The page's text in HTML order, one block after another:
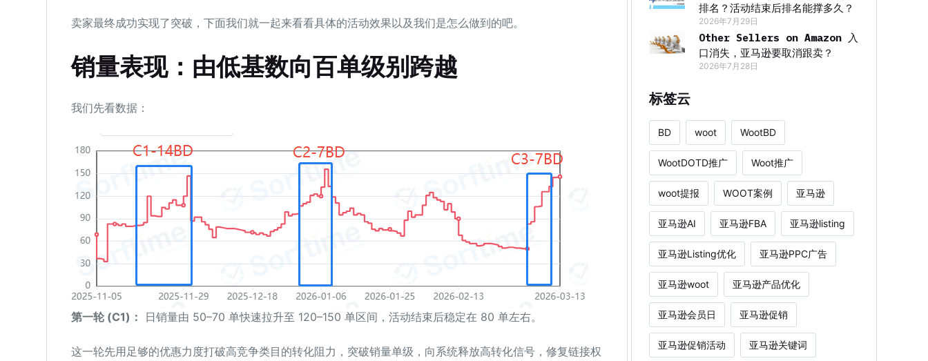
卖家最终成功实现了突破，下面我们就一起来看看具体的活动效果以及我们是怎么做到的吧。
销量表现：由低基数向百单级别跨越
我们先看数据：
第一轮 (C1)： 日销量由 50–70 单快速拉升至 120–150 单区间，活动结束后稳定在 80 单左右。
这一轮先用足够的优惠力度打破高竞争类目的转化阻力，突破销量单级，向系统释放高转化信号，修复链接权
排名？活动结束后排名能撑多久？
2026年7月29日
Other Sellers on Amazon 入
口消失，亚马逊要取消跟卖？
2026年7月28日
标签云
BD woot WootBD
WootDOTD推广 Woot推广
woot提报 WOOT案例 亚马逊
亚马逊AI 亚马逊FBA 亚马逊listing
亚马逊Listing优化 亚马逊PPC广告
亚马逊woot 亚马逊产品优化
亚马逊会员日 亚马逊促销
亚马逊促销活动 亚马逊关键词